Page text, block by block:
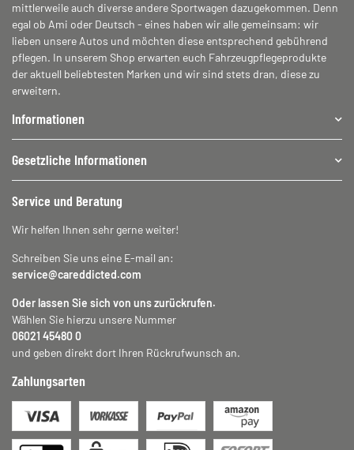
mittlerweile auch diverse andere Sportwagen dazugekommen. Denn
egal ob Ami oder Deutsch - eines haben wir alle gemeinsam: wir
lieben unsere Autos und möchten diese entsprechend gebührend
pflegen. In unserem Shop erwarten euch Fahrzeugpflegeprodukte
der aktuell beliebtesten Marken und wir sind stets dran, diese zu
erweitern.
Informationen
Gesetzliche Informationen
Service und Beratung
Wir helfen Ihnen sehr gerne weiter!
Schreiben Sie uns eine E-mail an:
service@careddicted.com
Oder lassen Sie sich von uns zurückrufen.
Wählen Sie hierzu unsere Nummer
06021 45480 0
und geben direkt dort Ihren Rückrufwunsch an.
Zahlungsarten